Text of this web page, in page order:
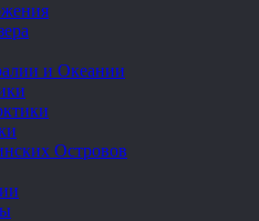
и Океании
Островов